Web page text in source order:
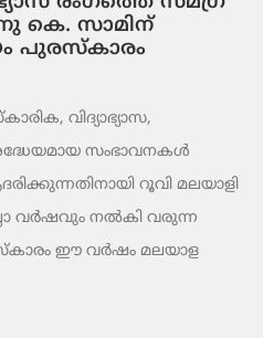
കെ. സാമിന്
പുരസ്‌കാരം
വിദ്യാഭ്യാസ,
സംഭാവനകൾ
റൂവി മലയാളി
വർഷവും നൽകി വരുന്ന
ഈ വർഷം മലയാള